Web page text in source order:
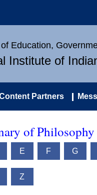
Education,
Institute of
Partners
of
E F G
Z